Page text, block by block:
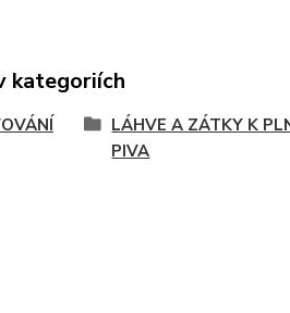
kategoriích
LÁHVE A ZÁTKY K
PIVA